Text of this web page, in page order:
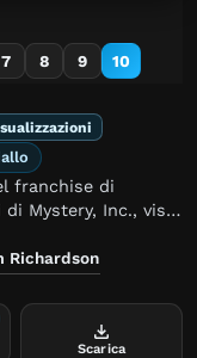
7 8 9 10
franchise di
Mystery, Inc., viste
occhialuta, Velma.
Richardson
Scarica